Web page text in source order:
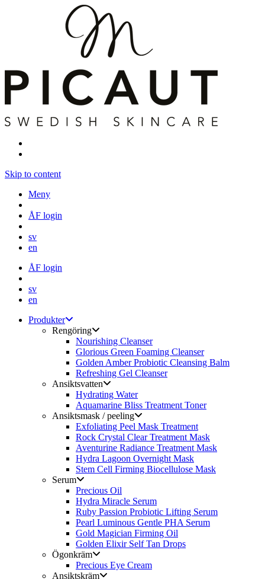
Skip to content
Meny
ÅF login
sv
en
ÅF login
sv
en
Produkter
Rengöring
Nourishing Cleanser
Glorious Green Foaming Cleanser
Golden Amber Probiotic Cleansing Balm
Refreshing Gel Cleanser
Ansiktsvatten
Hydrating Water
Aquamarine Bliss Treatment Toner
Ansiktsmask / peeling
Exfoliating Peel Mask Treatment
Rock Crystal Clear Treatment Mask
Aventurine Radiance Treatment Mask
Hydra Lagoon Overnight Mask
Stem Cell Firming Biocellulose Mask
Serum
Precious Oil
Hydra Miracle Serum
Ruby Passion Probiotic Lifting Serum
Pearl Luminous Gentle PHA Serum
Gold Magician Firming Oil
Golden Elixir Self Tan Drops
Ögonkräm
Precious Eye Cream
Ansiktskräm